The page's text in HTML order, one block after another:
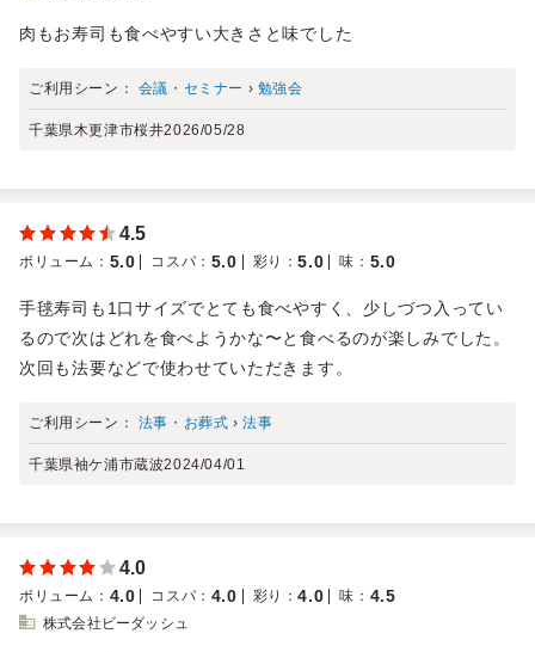
肉もお寿司も食べやすい大きさと味でした
ご利用シーン： 会議・セミナー › 勉強会
千葉県木更津市桜井2026/05/28
4.5
ボリューム ： 5.0 コスパ ： 5.0 彩り ：5.0 味 ： 5.0
手毬寿司も1口サイズでとても食べやすく、少しづつ入ってい
るので次はどれを食べようかな〜と食べるのが楽しみでした。
次回も法要などで使わせていただきます。
ご利用シーン： 法事・お葬式 ›法事
千葉県袖ケ浦市蔵波2024/04/01
4.0
ボリューム ： 4.0 コスパ ： 4.0 彩り ：4.0 味 ： 4.5
株式会社ビーダッシュ